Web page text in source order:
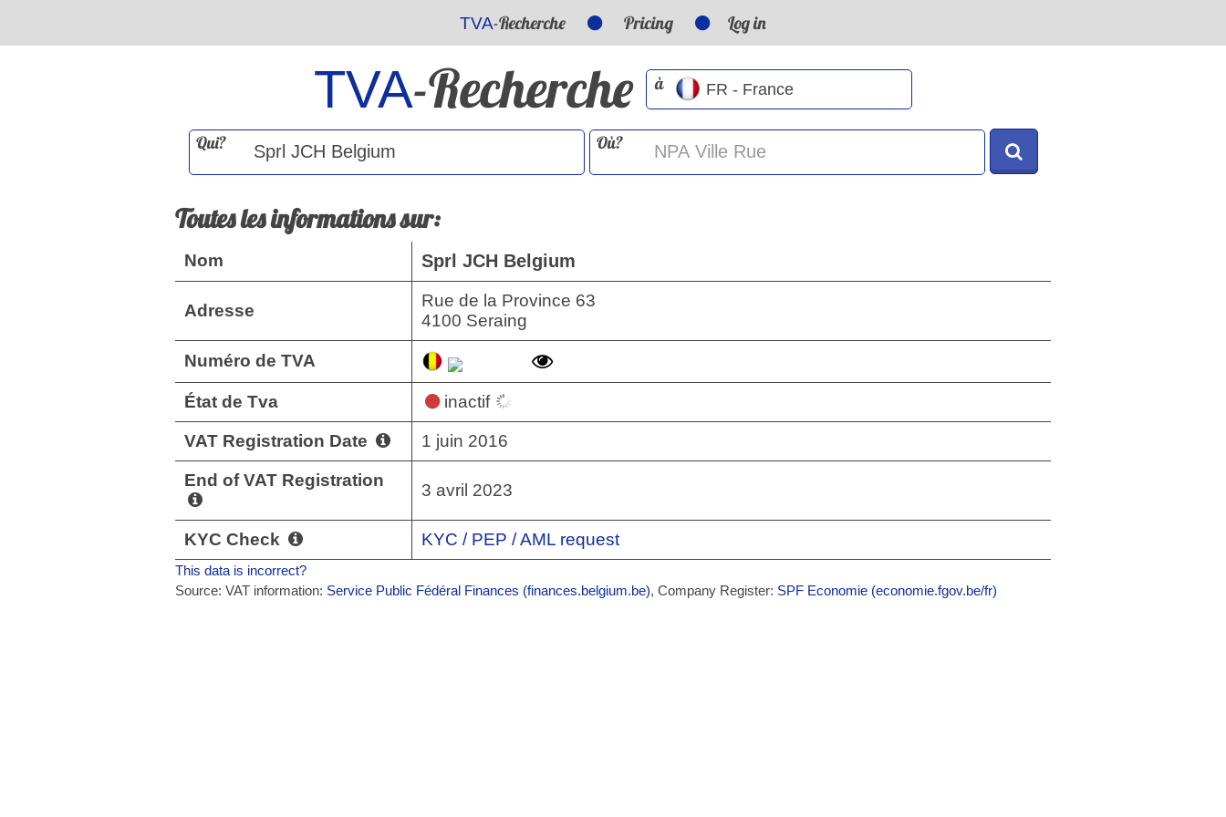
TVA-Recherche Pricing Log in
TVA-Recherche à
Qui? Où?
Toutes les informations sur:
Nom Sprl JCH Belgium
Adresse
Rue de la Province 63
4100 Seraing
Numéro de TVA
État de Tva inactif
VAT Registration Date 1 juin 2016
End of VAT Registration
3 avril 2023
KYC Check KYC / PEP / AML request
This data is incorrect?
Source: VAT information: Service Public Fédéral Finances (finances.belgium.be), Company Register: SPF Economie (economie.fgov.be/fr)